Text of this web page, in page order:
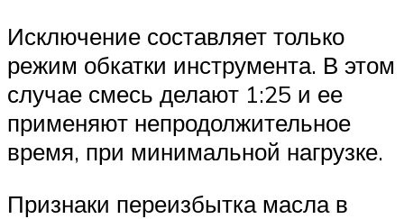
Исключение составляет только
режим обкатки инструмента. В этом
случае смесь делают 1:25 и ее
применяют непродолжительное
время, при минимальной нагрузке.
Признаки переизбытка масла в